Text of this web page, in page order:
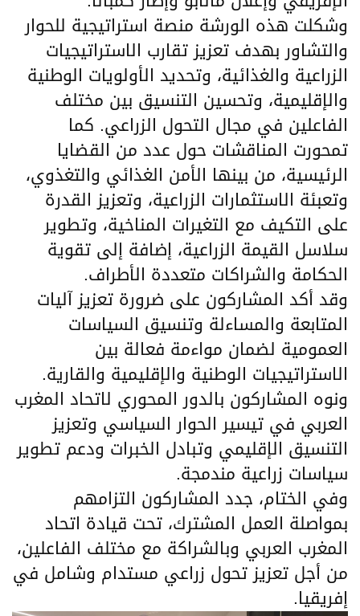
وشكلت هذه الورشة منصة استراتيجية للحوار
والتشاور بهدف تعزيز تقارب الاستراتيجيات
الزراعية والغذائية، وتحديد الأولويات الوطنية
والإقليمية، وتحسين التنسيق بين مختلف
الفاعلين في مجال التحول الزراعي. كما
تمحورت المناقشات حول عدد من القضايا
الرئيسية، من بينها الأمن الغذائي والتغذوي،
وتعبئة الاستثمارات الزراعية، وتعزيز القدرة
على التكيف مع التغيرات المناخية، وتطوير
سلاسل القيمة الزراعية، إضافة إلى تقوية
الحكامة والشراكات متعددة الأطراف.
وقد أكد المشاركون على ضرورة تعزيز آليات
المتابعة والمساءلة وتنسيق السياسات
العمومية لضمان مواءمة فعالة بين
الاستراتيجيات الوطنية والإقليمية والقارية.
ونوه المشاركون بالدور المحوري لاتحاد المغرب
العربي في تيسير الحوار السياسي وتعزيز
التنسيق الإقليمي وتبادل الخبرات ودعم تطوير
سياسات زراعية مندمجة.
وفي الختام، جدد المشاركون التزامهم
بمواصلة العمل المشترك، تحت قيادة اتحاد
المغرب العربي وبالشراكة مع مختلف الفاعلين،
من أجل تعزيز تحول زراعي مستدام وشامل في
إفريقيا.